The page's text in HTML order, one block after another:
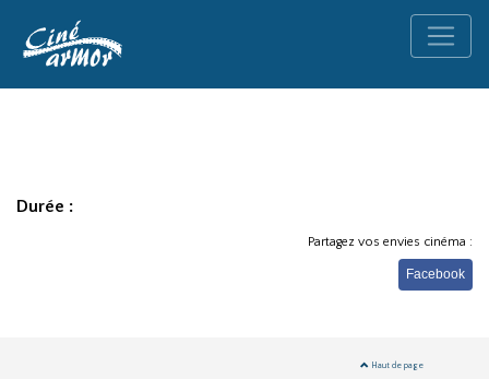
Durée :
Partagez vos envies cinéma :
Facebook
Haut de page